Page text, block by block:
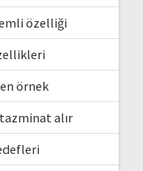
özelliği
örnek
alır